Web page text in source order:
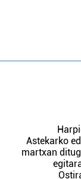
Astekarko
martxan